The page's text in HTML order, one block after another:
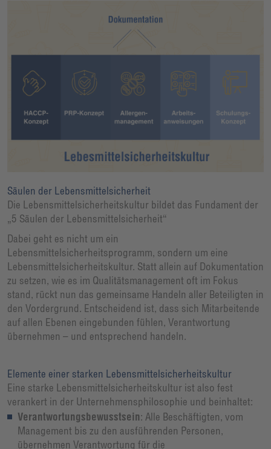
Säulen der Lebensmittelsicherheit
Die Lebensmittelsicherheitskultur bildet das Fundament der
„5 Säulen der Lebensmittelsicherheit“
Dabei geht es nicht um ein
Lebensmittelsicherheitsprogramm, sondern um eine
Lebensmittelsicherheitskultur. Statt allein auf Dokumentation
zu setzen, wie es im Qualitätsmanagement oft im Fokus
stand, rückt nun das gemeinsame Handeln aller Beteiligten in
den Vordergrund. Entscheidend ist, dass sich Mitarbeitende
auf allen Ebenen eingebunden fühlen, Verantwortung
übernehmen – und entsprechend handeln.
Elemente einer starken Lebensmittelsicherheitskultur
Eine starke Lebensmittelsicherheitskultur ist also fest
verankert in der Unternehmensphilosophie und beinhaltet:
Verantwortungsbewusstsein: Alle Beschäftigten, vom
Management bis zu den ausführenden Personen,
übernehmen Verantwortung für die